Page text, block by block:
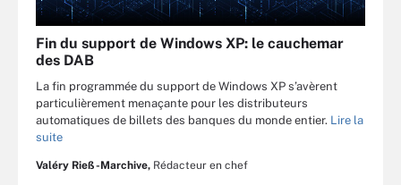
Fin du support de Windows XP: le cauchemar
des DAB
La fin programmée du support de Windows XP s’avèrent
particulièrement menaçante pour les distributeurs
automatiques de billets des banques du monde entier. Lire la
suite
Valéry Rieß-Marchive, Rédacteur en chef